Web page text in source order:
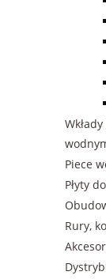
Piece
Płyty
Rury,